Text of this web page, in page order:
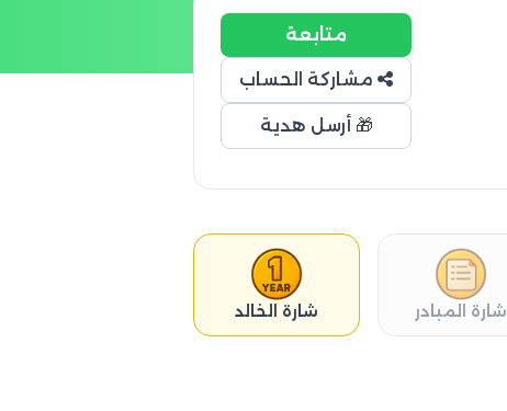
متابعة
مشاركة الحساب
🎁 أرسل هدية
شارة المبادر شارة الخالد